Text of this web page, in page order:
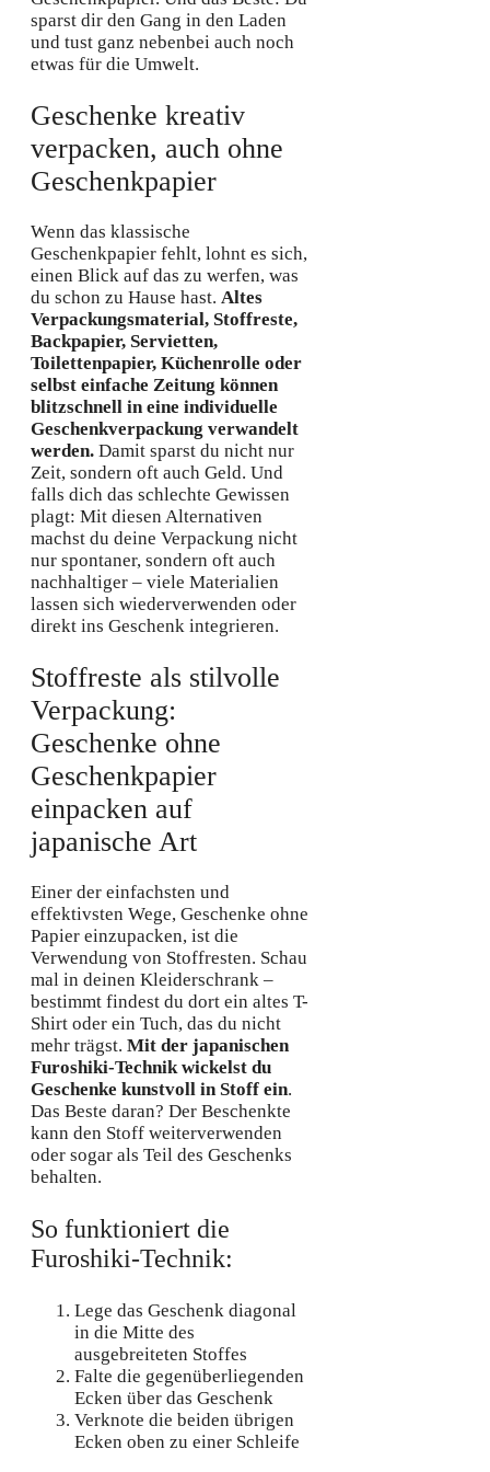
sparst dir den Gang in den Laden
und tust ganz nebenbei auch noch
etwas für die Umwelt.
Geschenke kreativ
verpacken, auch ohne
Geschenkpapier
Wenn das klassische
Geschenkpapier fehlt, lohnt es sich,
einen Blick auf das zu werfen, was
du schon zu Hause hast. Altes
Verpackungsmaterial, Stoffreste,
Backpapier, Servietten,
Toilettenpapier, Küchenrolle oder
selbst einfache Zeitung können
blitzschnell in eine individuelle
Geschenkverpackung verwandelt
werden. Damit sparst du nicht nur
Zeit, sondern oft auch Geld. Und
falls dich das schlechte Gewissen
plagt: Mit diesen Alternativen
machst du deine Verpackung nicht
nur spontaner, sondern oft auch
nachhaltiger – viele Materialien
lassen sich wiederverwenden oder
direkt ins Geschenk integrieren.
Stoffreste als stilvolle
Verpackung:
Geschenke ohne
Geschenkpapier
einpacken auf
japanische Art
Einer der einfachsten und
effektivsten Wege, Geschenke ohne
Papier einzupacken, ist die
Verwendung von Stoffresten. Schau
mal in deinen Kleiderschrank –
bestimmt findest du dort ein altes T-
Shirt oder ein Tuch, das du nicht
mehr trägst. Mit der japanischen
Furoshiki-Technik wickelst du
Geschenke kunstvoll in Stoff ein.
Das Beste daran? Der Beschenkte
kann den Stoff weiterverwenden
oder sogar als Teil des Geschenks
behalten.
So funktioniert die
Furoshiki-Technik:
Lege das Geschenk diagonal
in die Mitte des
ausgebreiteten Stoffes
Falte die gegenüberliegenden
Ecken über das Geschenk
Verknote die beiden übrigen
Ecken oben zu einer Schleife